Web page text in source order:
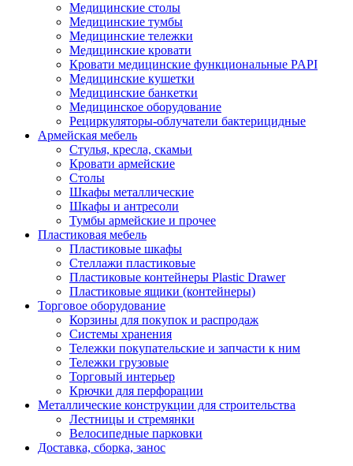
Медицинские столы
Медицинские тумбы
Медицинские тележки
Медицинские кровати
Кровати медицинские функциональные PAPI
Медицинские кушетки
Медицинские банкетки
Медицинское оборудование
Рециркуляторы-облучатели бактерицидные
Армейская мебель
Стулья, кресла, скамьи
Кровати армейские
Столы
Шкафы металлические
Шкафы и антресоли
Тумбы армейские и прочее
Пластиковая мебель
Пластиковые шкафы
Стеллажи пластиковые
Пластиковые контейнеры Plastic Drawer
Пластиковые ящики (контейнеры)
Торговое оборудование
Корзины для покупок и распродаж
Системы хранения
Тележки покупательские и запчасти к ним
Тележки грузовые
Торговый интерьер
Крючки для перфорации
Металлические конструкции для строительства
Лестницы и стремянки
Велосипедные парковки
Доставка, сборка, занос